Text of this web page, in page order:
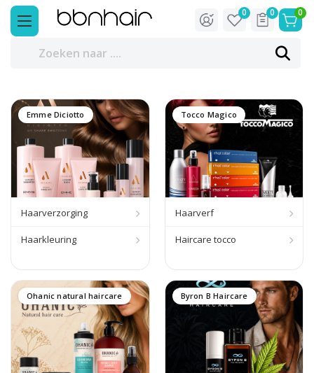
0
0
0
Emme Diciotto
Haarverzorging
Haarkleuring
Tocco Magico
Haarverf
Haircare tocco
Ohanic natural haircare Byron B Haircare